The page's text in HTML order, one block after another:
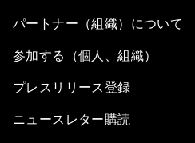
パートナー（組織）について
参加する（個人、組織）
プレスリリース登録
ニュースレター購読